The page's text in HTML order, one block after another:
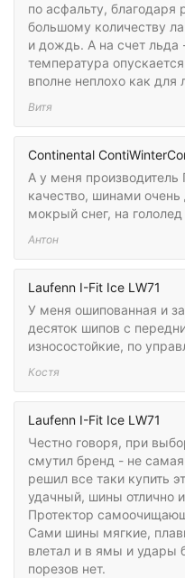
по асфальту, благодаря
большому количеству
и дождь. А на счет льда
температура
вполне неплохо как для
Витя
Continental
А у меня производитель
качество, шинами
мокрый снег, на
Антон
Laufenn I-Fit Ice LW71
У меня ошипованная и
десяток шипов с
износостойкие, по
Костя
Laufenn I-Fit Ice LW71
Честно говоря, при
смутил бренд - не
решил все таки купить
удачный, шины отлично
Протектор
Сами шины мягкие,
влетал и в ямы и удары
порезов нет.